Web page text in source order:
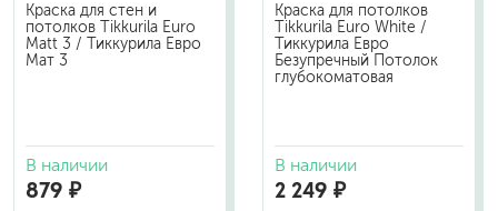
Краска для стен и
потолков Tikkurila Euro
Matt 3 / Тиккурила Евро
Мат 3
В наличии
879 ₽
Краска для потолков
Tikkurila Euro White /
Тиккурила Евро
Безупречный Потолок
глубокоматовая
В наличии
2 249 ₽